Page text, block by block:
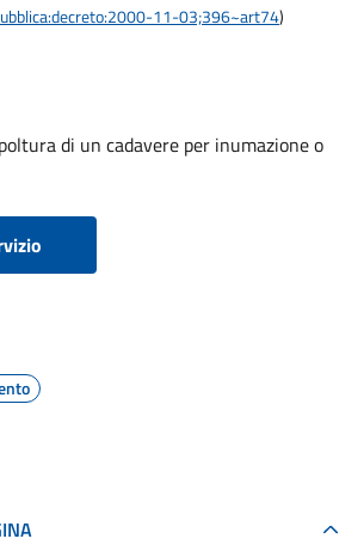
11-03;396~art74)
di un cadavere per inumazione o